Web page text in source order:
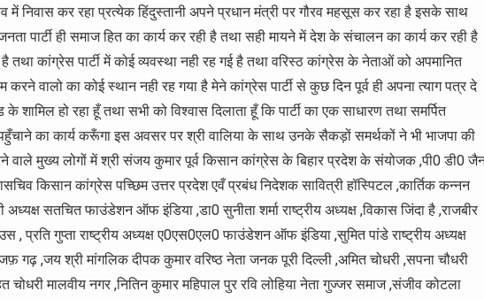
में निवास कर रहा प्रत्येक हिंदुस्तानी अपने प्रधान मंत्री पर गौरव महसूस कर रहा है इसके साथ
पार्टी ही समाज हित का कार्य कर रही है तथा सही मायने में देश के संचालन का कार्य कर रही है
तथा कांग्रेस पार्टी में कोई व्यवस्था नही रह गई है तथा वरिस्ठ कांग्रेस के नेताओं को अपमानित
करने वालो का कोई स्थान नही रह गया है मेने कांग्रेस पार्टी से कुछ दिन पूर्व ही अपना त्याग पत्र दे
शामिल हो रहा हूँ तथा सभी को विश्वास दिलाता हूँ कि पार्टी का एक साधारण तथा समर्पित
पहुँचाने का कार्य करूँगा इस अवसर पर श्री वालिया के साथ उनके सैकड़ों समर्थकों ने भी भाजपा की
मुख्य लोगों में श्री संजय कुमार पूर्व किसान कांग्रेस के बिहार प्रदेश के संयोजक ,पी0 डी0
किसान कांग्रेस पच्छिम उत्तर प्रदेश एवँ प्रबंध निदेशक सावित्री हॉस्पिटल ,कार्तिक कन्नन
सतचित फाउंडेशन ऑफ इंडिया ,डा0 सुनीता शर्मा राष्ट्रीय अध्यक्ष ,विकास जिंदा है ,राजबीर
, प्रति गुप्ता राष्ट्रीय अध्यक्ष ए0एस0एल0 फाउंडेशन ऑफ इंडिया ,सुमित पांडे राष्ट्रीय अध्यक्ष
गढ़ ,जय श्री मांगलिक दीपक कुमार वरिष्ठ नेता जनक पूरी दिल्ली ,अमित चोधरी ,सपना चौधरी
चोधरी मालवीय नगर ,नितिन कुमार महिपाल पुर रवि लोहिया नेता गुज्जर समाज ,संजीव कोटला